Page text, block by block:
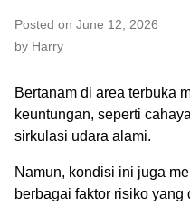
Posted on June 12, 2026
by Harry
Bertanam di area terbuka
keuntungan, seperti
sirkulasi udara alami.
Namun, kondisi ini juga
berbagai faktor risiko yang